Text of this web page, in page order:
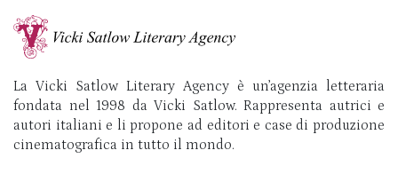
La Vicki Satlow Literary Agency è un’agenzia letteraria
fondata nel 1998 da Vicki Satlow. Rappresenta autrici e
autori italiani e li propone ad editori e case di produzione
cinematografica in tutto il mondo.